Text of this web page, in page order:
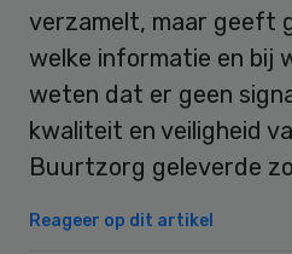
verzamelt, maar geeft
welke informatie en bij
weten dat er geen
kwaliteit en veiligheid
Buurtzorg geleverde
Reageer op dit artikel